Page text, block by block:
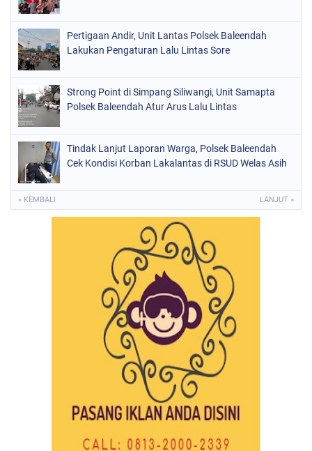
Pertigaan Andir, Unit Lantas Polsek Baleendah
Lakukan Pengaturan Lalu Lintas Sore
Strong Point di Simpang Siliwangi, Unit Samapta
Polsek Baleendah Atur Arus Lalu Lintas
Tindak Lanjut Laporan Warga, Polsek Baleendah
Cek Kondisi Korban Lakalantas di RSUD Welas Asih
« KEMBALI LANJUT »